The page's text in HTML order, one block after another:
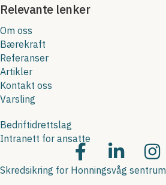
Relevante lenker
Om oss
Bærekraft
Referanser
Artikler
Kontakt oss
Varsling
Bedriftidrettslag
Intranett for ansatte
Skredsikring for Honningsvåg sentrum